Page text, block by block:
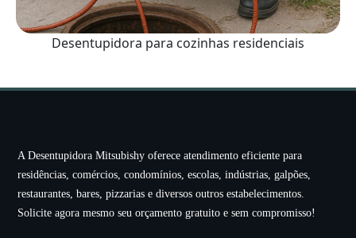
Desentupidora para cozinhas residenciais
A Desentupidora Mitsubishy oferece atendimento eficiente para
residências, comércios, condomínios, escolas, indústrias, galpões,
restaurantes, bares, pizzarias e diversos outros estabelecimentos.
Solicite agora mesmo seu orçamento gratuito e sem compromisso!